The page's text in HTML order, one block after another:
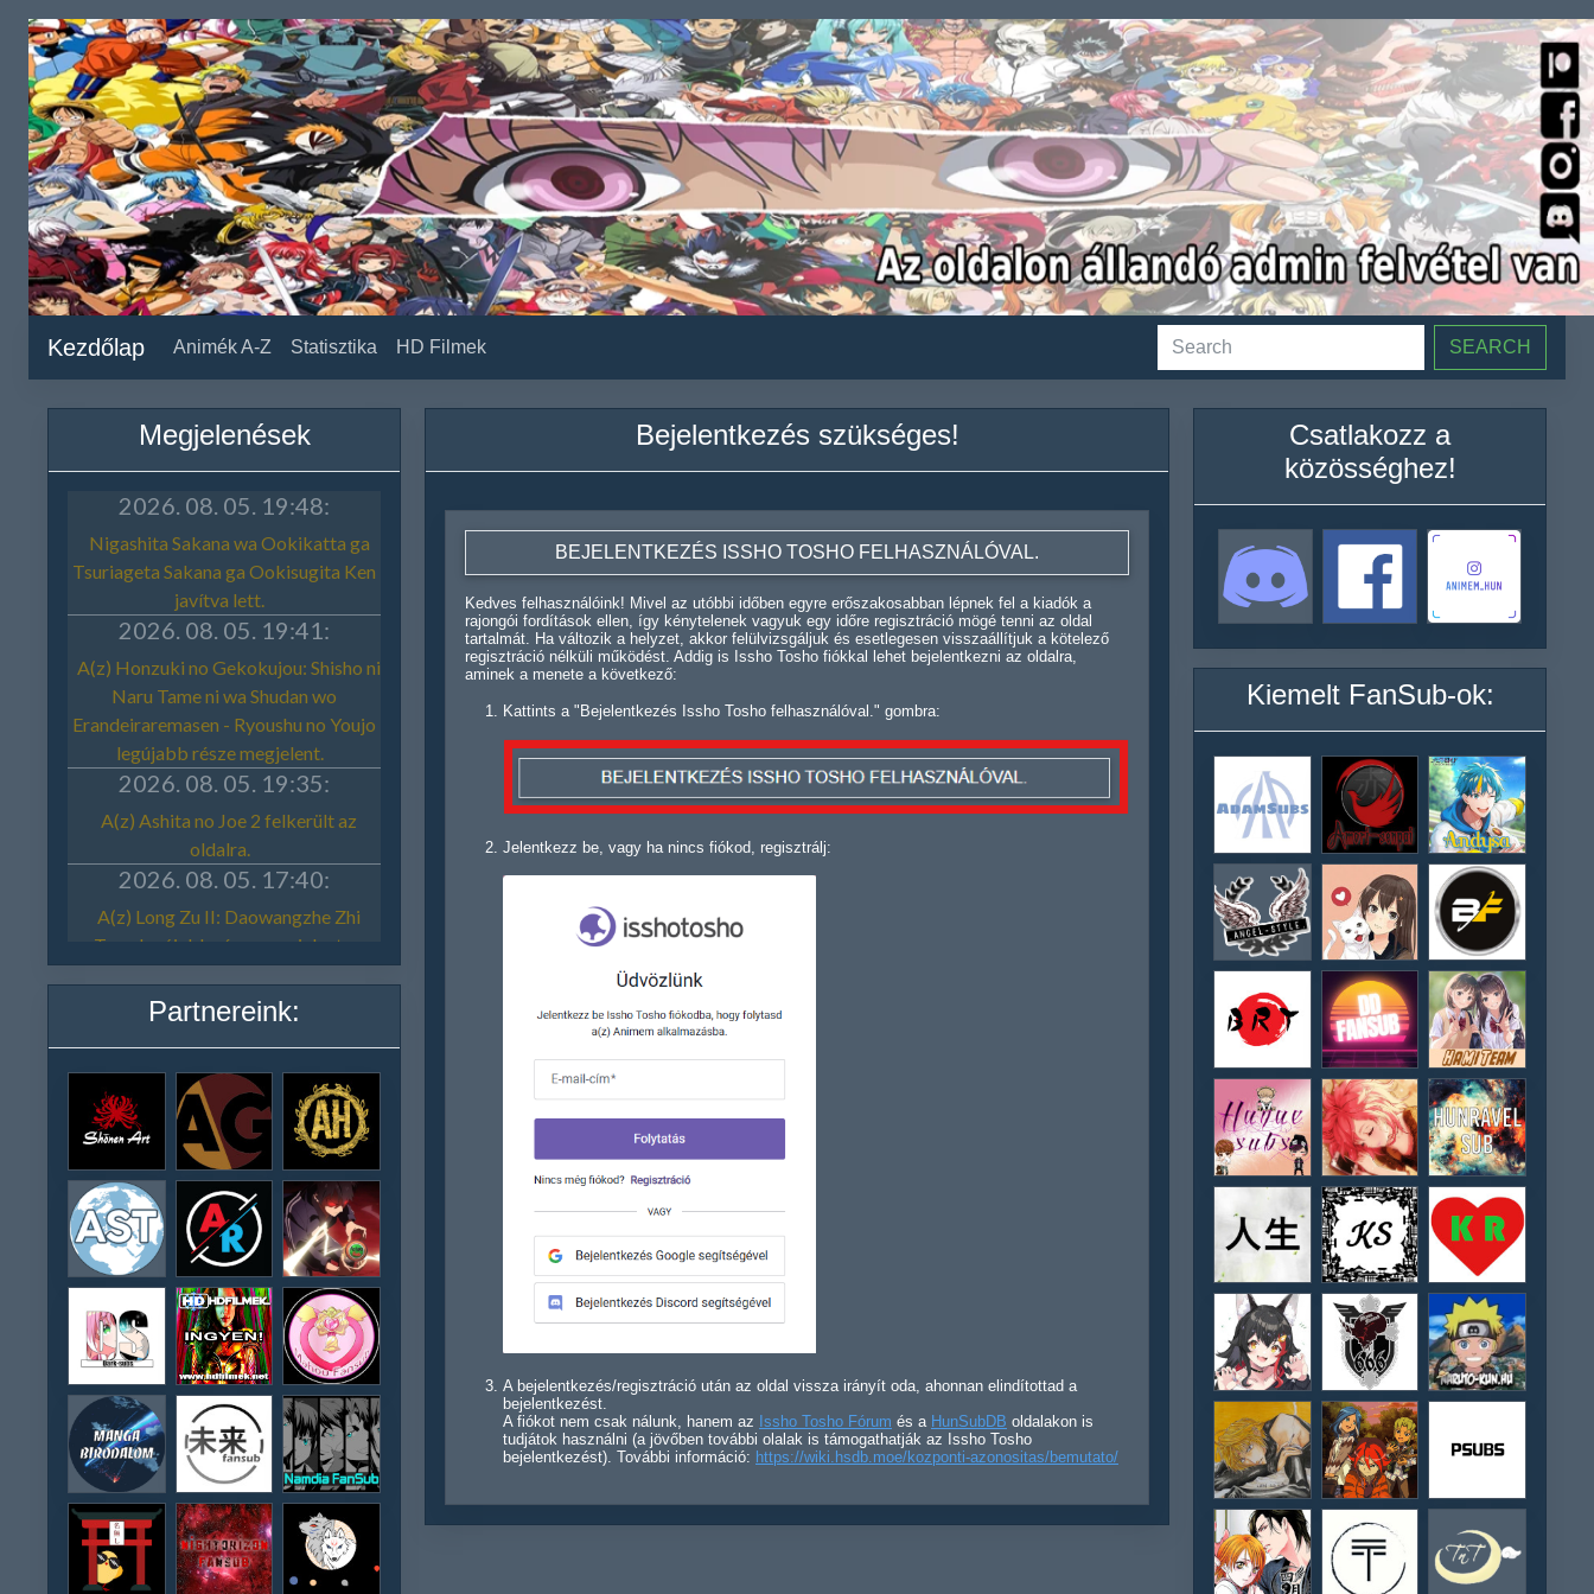
Kezdőlap Animék A-Z Statisztika HD Filmek SEARCH
Megjelenések
Partnereink:
Bejelentkezés szükséges!
BEJELENTKEZÉS ISSHO TOSHO FELHASZNÁLÓVAL.
Kedves felhasználóink! Mivel az utóbbi időben egyre erőszakosabban lépnek fel a kiadók a
rajongói fordítások ellen, így kénytelenek vagyuk egy időre regisztráció mögé tenni az oldal
tartalmát. Ha változik a helyzet, akkor felülvizsgáljuk és esetlegesen visszaállítjuk a kötelező
regisztráció nélküli működést. Addig is Issho Tosho fiókkal lehet bejelentkezni az oldalra,
aminek a menete a következő:
Kattints a "Bejelentkezés Issho Tosho felhasználóval." gombra:
Jelentkezz be, vagy ha nincs fiókod, regisztrálj:
A bejelentkezés/regisztráció után az oldal vissza irányít oda, ahonnan elindítottad a
bejelentkezést.
A fiókot nem csak nálunk, hanem az Issho Tosho Fórum és a HunSubDB oldalakon is
tudjátok használni (a jövőben további olalak is támogathatják az Issho Tosho
bejelentkezést). További információ: https://wiki.hsdb.moe/kozponti-azonositas/bemutato/
Csatlakozz a
közösséghez!
Kiemelt FanSub-ok: